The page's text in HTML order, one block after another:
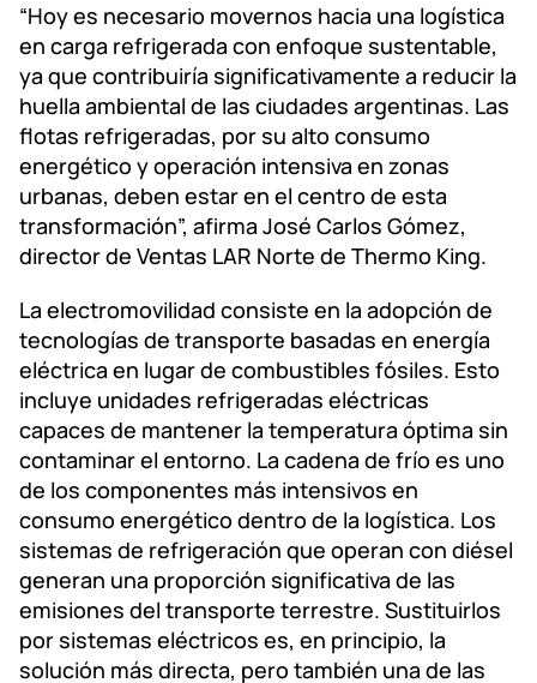
“Hoy es necesario movernos hacia una logística
en carga refrigerada con enfoque sustentable,
ya que contribuiría significativamente a reducir la
huella ambiental de las ciudades argentinas. Las
flotas refrigeradas, por su alto consumo
energético y operación intensiva en zonas
urbanas, deben estar en el centro de esta
transformación”, afirma José Carlos Gómez,
director de Ventas LAR Norte de Thermo King.
La electromovilidad consiste en la adopción de
tecnologías de transporte basadas en energía
eléctrica en lugar de combustibles fósiles. Esto
incluye unidades refrigeradas eléctricas
capaces de mantener la temperatura óptima sin
contaminar el entorno. La cadena de frío es uno
de los componentes más intensivos en
consumo energético dentro de la logística. Los
sistemas de refrigeración que operan con diésel
generan una proporción significativa de las
emisiones del transporte terrestre. Sustituirlos
por sistemas eléctricos es, en principio, la
solución más directa, pero también una de las